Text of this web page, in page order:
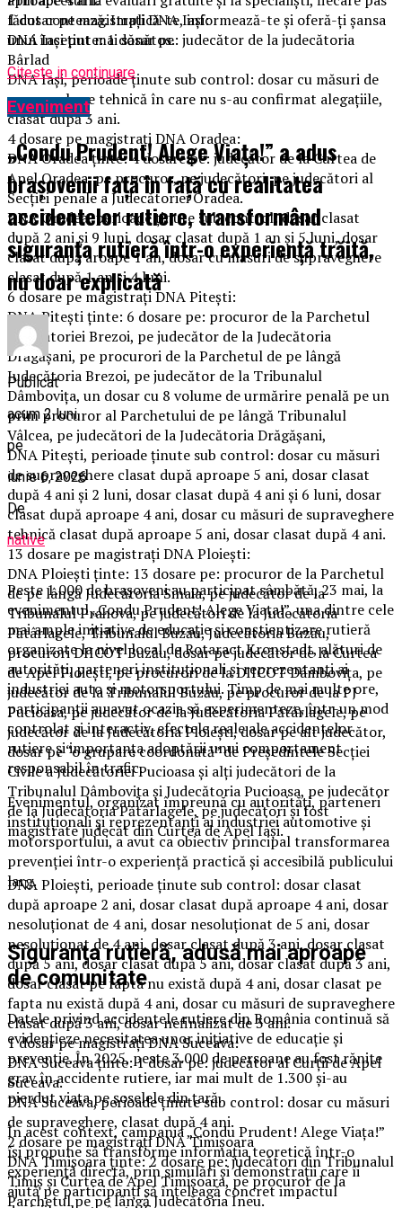
1 dosar pe magistraţi DNA Iaşi:
DNA Iaşi ţinte: 1 dosar pe: judecător de la judecătoria
Bârlad
DNA Iaşi, perioade ţinute sub control: dosar cu măsuri de
supraveghere tehnică în care nu s-au confirmat alegaţiile,
clasat după 3 ani.
4 dosare pe magistraţi DNA Oradea:
DNA Oradea ţinte: 4 dosare pe: judecător de la Curtea de
Apel Oradea, pe procuror, pe judecători, pe judecători al
Secţiei penale a Judecătoriei Oradea.
DNA Oradea, perioade ţinute sub control: dosar clasat
după 2 ani şi 9 luni, dosar clasat după 1 an şi 5 luni, dosar
clasat după aroape 1 an, dosar cu măsuri de supraveghere
clasat după 1 an şi 4 luni.
6 dosare pe magistraţi DNA Piteşti:
DNA Piteşti ţinte: 6 dosare pe: procuror de la Parchetul
Judecătoriei Brezoi, pe judecător de la Judecătoria
Drăgăşani, pe procurori de la Parchetul de pe lângă
Judecătoria Brezoi, pe judecător de la Tribunalul
Dâmboviţa, un dosar cu 8 volume de urmărire penală pe un
prim procuror al Parchetului de pe lângă Tribunalul
Vâlcea, pe judecători de la Judecătoria Drăgăşani,
DNA Piteşti, perioade ţinute sub control: dosar cu măsuri
de supraveghere clasat după aproape 5 ani, dosar clasat
după 4 ani şi 2 luni, dosar clasat după 4 ani şi 6 luni, dosar
clasat după aproape 4 ani, dosar cu măsuri de supraveghere
tehnică clasat după aproape 5 ani, dosar clasat după 4 ani.
13 dosare pe magistraţi DNA Ploieşti:
DNA Ploieşti ţinte: 13 dosare pe: procuror de la Parchetul
de pe lângă Judecătoria Sinaia, pe judecător de la
Tribunalul Prahova, pe judecători de la Judecătoria
Pătârlagele, Tribunalul Buzău, Judecătoria Buzău,
procurori DIICOT Buzău, dosar pe judecător de la Curtea
de Apel Ploieşti, pe procurori de la DIICOT Dâmboviţa, pe
judecător de la Tribunalul Buzău, pe procuror de la PJ
Pucioasa, pe judecător de la Judecătoria Pătârlagele, pe
judecător de la Judecătoria Ploieşti, dosar pe alt judecător,
dosar pe “o grupare coordonată” de Preşedintele Secţiei
Civile a Judecătoriei Pucioasa şi alţi judecători de la
Tribunalul Dâmboviţa şi Judecătoria Pucioasa, pe judecător
de la Judecătoria Pătârlagele, pe judecători şi fost
magistrate judecăt din Curtea de Apel Iaşi.
DNA Ploieşti, perioade ţinute sub control: dosar clasat
după aproape 2 ani, dosar clasat după aproape 4 ani, dosar
nesoluţionat de 4 ani, dosar nesoluţionat de 5 ani, dosar
nesoluţionat de 4 ani, dosar clasat după 3 ani, dosar clasat
după 5 ani, dosar clasat după 5 ani, dosar clasat după 3 ani,
dosar clasat pe fapta nu există după 4 ani, dosar clasat pe
fapta nu există după 4 ani, dosar cu măsuri de supraveghere
clasat după 3 ani, dosar nefinalizat de 3 ani.
1 dosar pe magistraţi DNA Suceava:
DNA Suceava ţinte: 1 dosar pe: judecător al Curţii de Apel
Suceava.
DNA Suceava, perioade ţinute sub control: dosar cu măsuri
de supraveghere, clasat după 4 ani.
2 dosare pe magistraţi DNA Timişoara
DNA Timişoara ţinte: 2 dosare pe: judecători din Tribunalul
Timiş şi Curtea de Apel Timişoara, pe procuror de la
Parchetul pe pe lângă Judecătoria Ineu.
făcut contează. Implică-te, informează-te și oferă-ți șansa
unui început mai sănătos.
Citeste in continuare
Eveniment
„Condu Prudent! Alege Viața!” a adus
brașovenii față în față cu realitatea
accidentelor rutiere, transformând
siguranța rutieră într-o experiență trăită,
nu doar explicată
Publicat
acum 2 luni
pe
iunie 6, 2026
De
native
Peste 1.000 de brașoveni au participat sâmbătă, 23 mai, la
evenimentul „Condu Prudent! Alege Viața!”, una dintre cele
mai ample inițiative de educație și conștientizare rutieră
organizate la nivel local de Rotaract Kronstadt, alături de
autorități, parteneri instituționali și reprezentanți ai
industriei auto și motorsportului. Timp de mai multe ore,
participanții au avut ocazia să experimenteze, într-un mod
controlat și interactiv, efectele reale ale accidentelor
rutiere și importanța adoptării unui comportament
responsabil în trafic.
Evenimentul, organizat împreună cu autorități, parteneri
instituționali și reprezentanți ai industriei automotive și
motorsportului, a avut ca obiectiv principal transformarea
prevenției într-o experiență practică și accesibilă publicului
larg.
Siguranța rutieră, adusă mai aproape
de comunitate
Datele privind accidentele rutiere din România continuă să
evidențieze necesitatea unor inițiative de educație și
prevenție. În 2025, peste 3.000 de persoane au fost rănite
grav în accidente rutiere, iar mai mult de 1.300 și-au
pierdut viața pe șoselele din țară.
În acest context, campania „Condu Prudent! Alege Viața!”
își propune să transforme informația teoretică într-o
experiență directă, prin simulări și demonstrații care îi
ajută pe participanți să înțeleagă concret impactul